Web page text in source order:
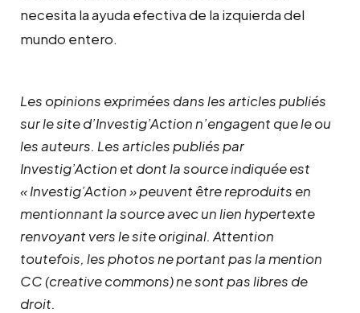
necesita la ayuda efectiva de la izquierda del
mundo entero.
Les opinions exprimées dans les articles publiés
sur le site d’Investig’Action n’engagent que le ou
les auteurs. Les articles publiés par
Investig’Action et dont la source indiquée est
« Investig’Action » peuvent être reproduits en
mentionnant la source avec un lien hypertexte
renvoyant vers le site original. Attention
toutefois, les photos ne portant pas la mention
CC (creative commons) ne sont pas libres de
droit.